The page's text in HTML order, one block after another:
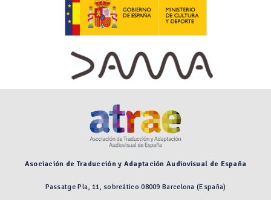
Asociación de Traducción y Adaptación Audiovisual de España
Passatge Pla, 11, sobreático 08009 Barcelona (España)